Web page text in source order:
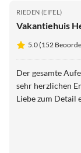
RIEDEN (EIFEL)
Vakantiehuis
5.0 (152
Der gesamte
sehr herzlichen
Liebe zum Detail